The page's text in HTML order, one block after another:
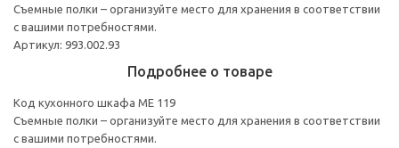
Съемные полки – организуйте место для хранения в соответствии
с вашими потребностями.
Артикул: 993.002.93
Подробнее о товаре
Код кухонного шкафа ME 119
Съемные полки – организуйте место для хранения в соответствии
с вашими потребностями.